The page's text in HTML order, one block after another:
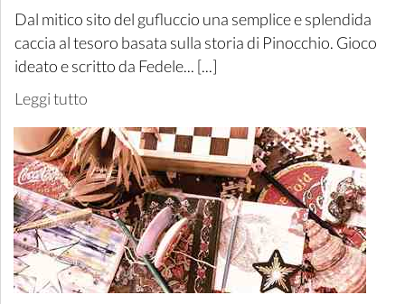
Dal mitico sito del gufluccio una semplice e splendida
caccia al tesoro basata sulla storia di Pinocchio. Gioco
ideato e scritto da Fedele... [...]
Leggi tutto